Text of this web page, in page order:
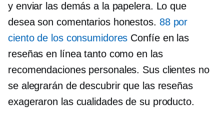
y enviar las demás a la papelera. Lo que
desea son comentarios honestos. 88 por
ciento de los consumidores Confíe en las
reseñas en línea tanto como en las
recomendaciones personales. Sus clientes no
se alegrarán de descubrir que las reseñas
exageraron las cualidades de su producto.